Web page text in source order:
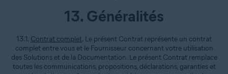
13. Généralités
13.1. Contrat complet. Le présent Contrat représente un contrat
complet entre vous et le Fournisseur concernant votre utilisation
des Solutions et de la Documentation. Le présent Contrat remplace
toutes les communications, propositions, déclarations, garanties et